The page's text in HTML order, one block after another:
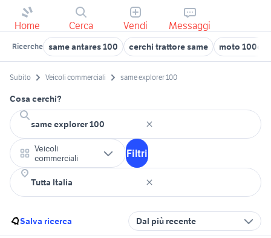
Home Cerca Vendi Messaggi
Ricerche same antares 100 cerchi trattore same moto 100cc
Subito Veicoli commerciali same explorer 100
Cosa cerchi?
Veicoli
commerciali
Filtri
Salva ricerca Dal più recente